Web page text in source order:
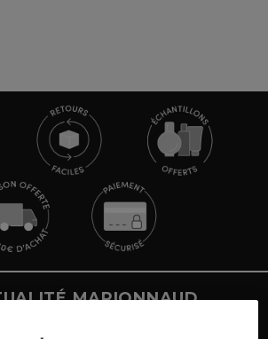
MARIONNAUD
découvrez nos dernières nouvelles